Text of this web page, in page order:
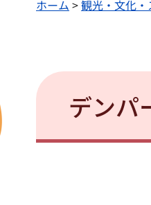
ホーム >観光・文化・
デンパ